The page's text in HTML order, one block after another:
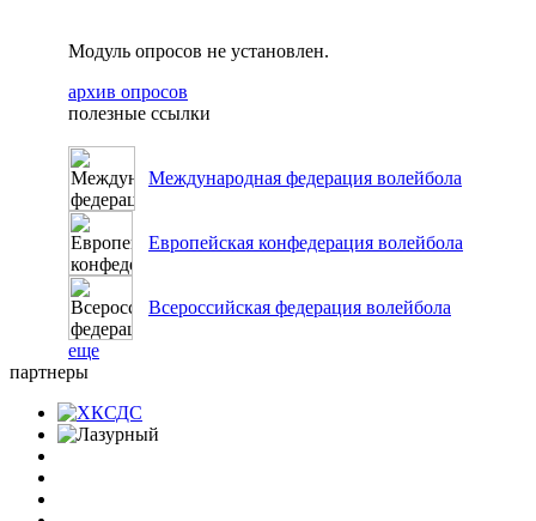
Модуль опросов не установлен.
архив опросов
полезные ссылки
Международная федерация волейбола
Европейская конфедерация волейбола
Всероссийская федерация волейбола
еще
партнеры